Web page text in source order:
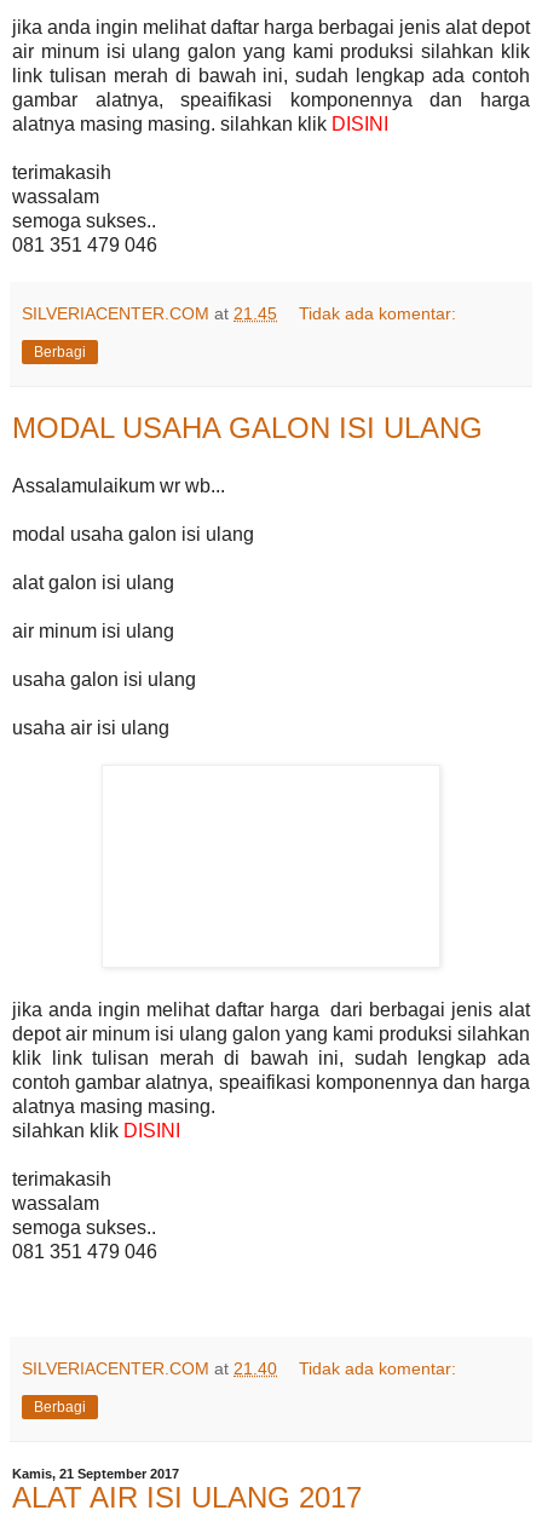
jika anda ingin melihat daftar harga berbagai jenis alat depot
air minum isi ulang galon yang kami produksi silahkan klik
link tulisan merah di bawah ini, sudah lengkap ada contoh
gambar alatnya, speaifikasi komponennya dan harga
alatnya masing masing. silahkan klik DISINI
terimakasih
wassalam
semoga sukses..
081 351 479 046
SILVERIACENTER.COM at 21.45 Tidak ada komentar:
Berbagi
MODAL USAHA GALON ISI ULANG
Assalamulaikum wr wb...
modal usaha galon isi ulang
alat galon isi ulang
air minum isi ulang
usaha galon isi ulang
usaha air isi ulang
jika anda ingin melihat daftar harga dari berbagai jenis alat
depot air minum isi ulang galon yang kami produksi silahkan
klik link tulisan merah di bawah ini, sudah lengkap ada
contoh gambar alatnya, speaifikasi komponennya dan harga
alatnya masing masing.
silahkan klik DISINI
terimakasih
wassalam
semoga sukses..
081 351 479 046
SILVERIACENTER.COM at 21.40 Tidak ada komentar:
Berbagi
Kamis, 21 September 2017
ALAT AIR ISI ULANG 2017